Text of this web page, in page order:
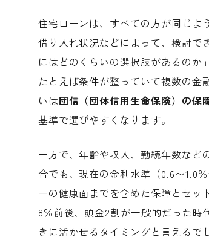
住宅ローンは、すべての方が同じよ
借り入れ状況などによって、検討で
にはどのくらいの選択肢があるのか
たとえば条件が整っていて複数の金
いは団信（団体信用生命保険）の保
基準で選びやすくなります。
一方で、年齢や収入、勤続年数な
合でも、現在の金利水準（0.6〜1.0
一の健康面までを含めた保障とセ
8％前後、頭金2割が一般的だった
きに活かせるタイミングと言えるで